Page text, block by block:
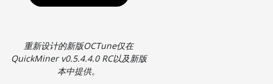
重新设计的新版OCTune仅在
QuickMiner v0.5.4.4.0 RC以及新版
本中提供。